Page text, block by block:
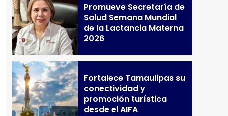
Promueve Secretaría de
Salud Semana Mundial
de la Lactancia Materna
2026
Fortalece Tamaulipas su
conectividad y
promoción turística
desde el AIFA